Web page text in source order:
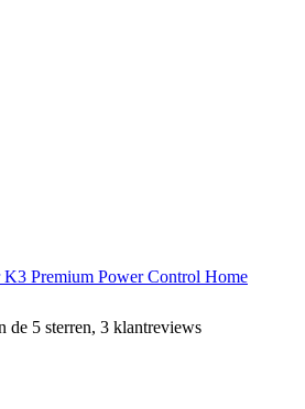
Premium Power Control Home
de 5 sterren, 3 klantreviews